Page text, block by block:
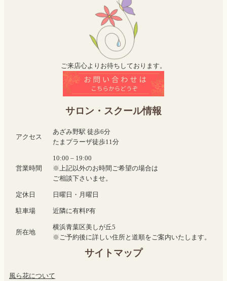
ご来店心よりお待ちしております。
サロン・スクール情報
アクセス
あざみ野駅 徒歩6分
たまプラーザ徒歩11分
営業時間
10:00 – 19:00
※上記以外のお時間ご希望の場合は
ご相談下さいませ。
定休日 日曜日・月曜日
駐車場 近隣に有料P有
所在地
横浜青葉区美しが丘5
※ご予約後に詳しい住所と道順をご案内いたします。
サイトマップ
風ら花について